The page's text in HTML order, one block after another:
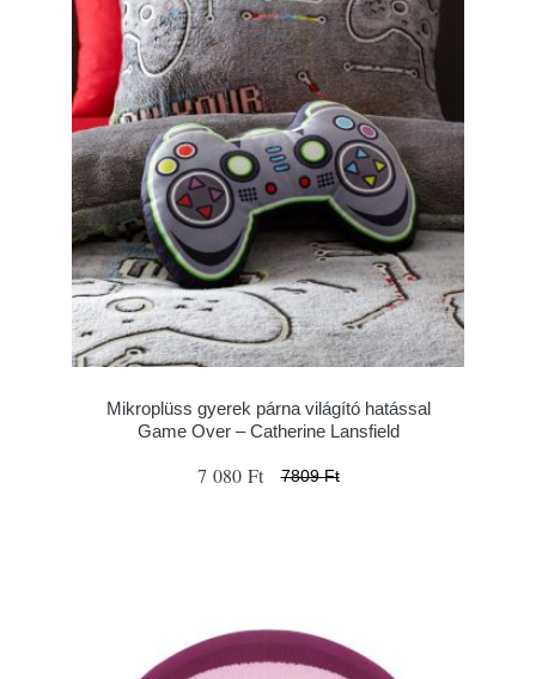
Mikroplüss gyerek párna világító hatással
Game Over – Catherine Lansfield
7 080 Ft 7809 Ft